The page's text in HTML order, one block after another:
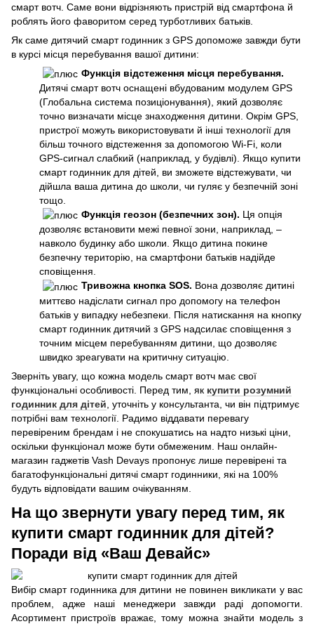
смарт вотч. Саме вони відрізняють пристрій від смартфона й
роблять його фаворитом серед турботливих батьків.
Як саме дитячий смарт годинник з GPS допоможе завжди бути
в курсі місця перебування вашої дитини:
Функція відстеження місця перебування.
Дитячі смарт вотч оснащені вбудованим модулем GPS
(Глобальна система позиціонування), який дозволяє
точно визначати місце знаходження дитини. Окрім GPS,
пристрої можуть використовувати й інші технології для
більш точного відстеження за допомогою Wi-Fi, коли
GPS-сигнал слабкий (наприклад, у будівлі). Якщо купити
смарт годинник для дітей, ви зможете відстежувати, чи
дійшла ваша дитина до школи, чи гуляє у безпечній зоні
тощо.
Функція геозон (безпечних зон). Ця опція
дозволяє встановити межі певної зони, наприклад, –
навколо будинку або школи. Якщо дитина покине
безпечну територію, на смартфони батьків надійде
сповіщення.
Тривожна кнопка SOS. Вона дозволяє дитині
миттєво надіслати сигнал про допомогу на телефон
батьків у випадку небезпеки. Після натискання на кнопку
смарт годинник дитячий з GPS надсилає сповіщення з
точним місцем перебуванням дитини, що дозволяє
швидко зреагувати на критичну ситуацію.
Зверніть увагу, що кожна модель смарт вотч має свої
функціональні особливості. Перед тим, як купити розумний
годинник для дітей , уточніть у консультанта, чи він підтримує
потрібні вам технології. Радимо віддавати перевагу
перевіреним брендам і не спокушатись на надто низькі ціни,
оскільки функціонал може бути обмеженим. Наш онлайн-
магазин гаджетів Vash Devays пропонує лише перевірені та
багатофункціональні дитячі смарт годинники, які на 100%
будуть відповідати вашим очікуванням.
На що звернути увагу перед тим, як
купити смарт годинник для дітей?
Поради від «Ваш Девайс»
Вибір смарт годинника для дитини не повинен викликати у вас
проблем, адже наші менеджери завжди раді допомогти.
Асортимент пристроїв вражає, тому можна знайти модель з